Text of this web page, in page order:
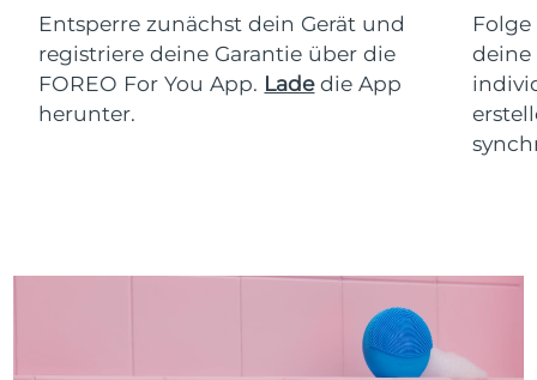
Entsperre zunächst dein Gerät und
registriere deine Garantie über die
FOREO For You App. Ladedie App
herunter.
deine